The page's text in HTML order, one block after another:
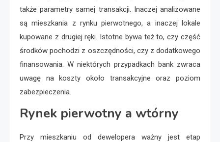
także parametry samej transakcji. Inaczej analizowane
są mieszkania z rynku pierwotnego, a inaczej lokale
kupowane z drugiej ręki. Istotne bywa też to, czy część
środków pochodzi z oszczędności, czy z dodatkowego
finansowania. W niektórych przypadkach bank zwraca
uwagę na koszty około transakcyjne oraz poziom
zabezpieczenia.
Rynek pierwotny a wtórny
Przy mieszkaniu od dewelopera ważny jest etap